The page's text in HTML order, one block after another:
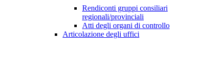
Rendiconti gruppi consiliari
regionali/provinciali
Atti degli organi di controllo
Articolazione degli uffici